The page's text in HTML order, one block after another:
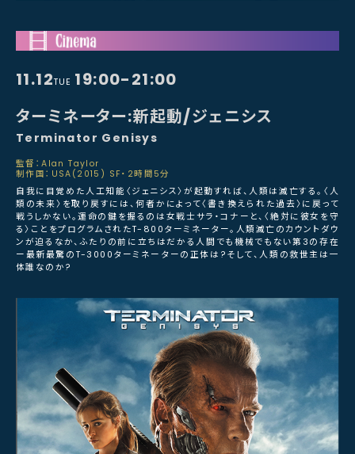
11.12TUE 19:00-21:00
ターミネーター:新起動/ジェニシス
Terminator Genisys
監督：Alan Taylor
制作国：USA(2015) SF・2時間5分
自我に目覚めた人工知能〈ジェニシス〉が起動すれば、人類は滅亡する。〈人
類の未来〉を取り戻すには、何者かによって〈書き換えられた過去〉に戻って
戦うしかない。運命の鍵を握るのは女戦士サラ・コナーと、〈絶対に彼女を守
る〉ことをプログラムされたT-800ターミネーター。人類滅亡のカウントダウ
ンが迫るなか、ふたりの前に立ちはだかる人間でも機械でもない第3の存在
ー最新最驚のT-3000ターミネーターの正体は?そして、人類の救世主は一
体誰なのか?